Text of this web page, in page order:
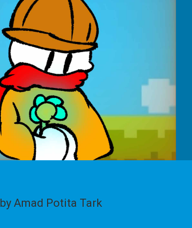
by Amad Potita Tark